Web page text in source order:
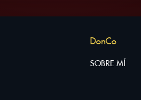
DonCo
SOBRE MÍ